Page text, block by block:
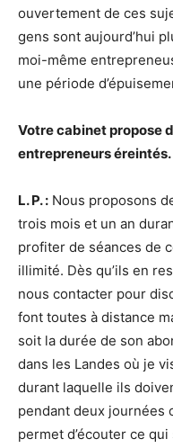
ouvertement de ces
gens sont aujourd’hui
moi-même
une période
Votre cabinet propose
entrepreneurs
L. P. : Nous proposons
trois mois et un an
profiter de séances de
illimité. Dès qu’ils en
nous contacter pour
font toutes à distance
soit la durée de son
dans les Landes où je
durant laquelle ils
pendant deux journées
permet d’écouter ce qui